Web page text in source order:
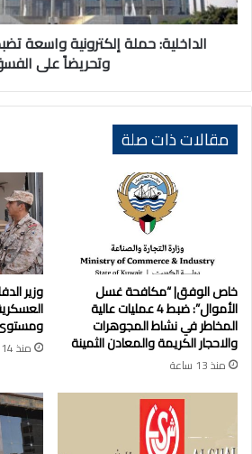
على
الفسقالداخلية: حملة إلكترونية واسعة
وتحريضاً على
مقالات ذات صلة
خاص الوفق| “مكافحة غسل
الأموال”: ضبط 4 عمليات عالية
المخاطر في نشاط المجوهرات
والاحجار الكريمة والمعادن الثمينة
منذ 13 ساعة
وزير
ومستوى
منذ 14 ساعة